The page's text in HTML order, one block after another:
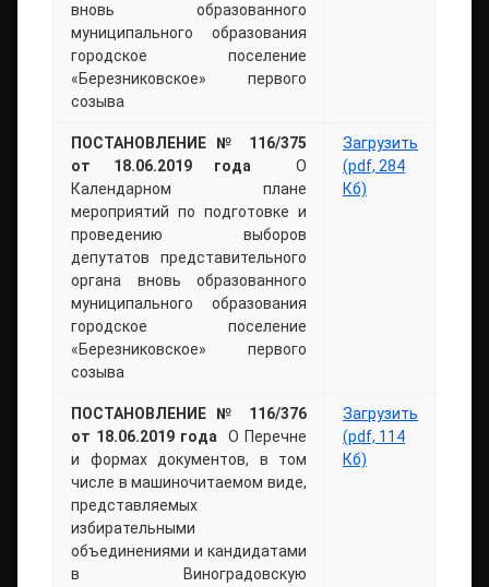
вновь образованного
муниципального образования
городское поселение
«Березниковское» первого
созыва
ПОСТАНОВЛЕНИЕ № 116/375
от 18.06.2019 года О
Календарном плане
мероприятий по подготовке и
проведению выборов
депутатов представительного
органа вновь образованного
муниципального образования
городское поселение
«Березниковское» первого
созыва
Загрузить
(pdf, 284
Кб)
ПОСТАНОВЛЕНИЕ № 116/376
от 18.06.2019 года О Перечне
и формах документов, в том
числе в машиночитаемом виде,
представляемых
избирательными
объединениями и кандидатами
в Виноградовскую
Загрузить
(pdf, 114
Кб)